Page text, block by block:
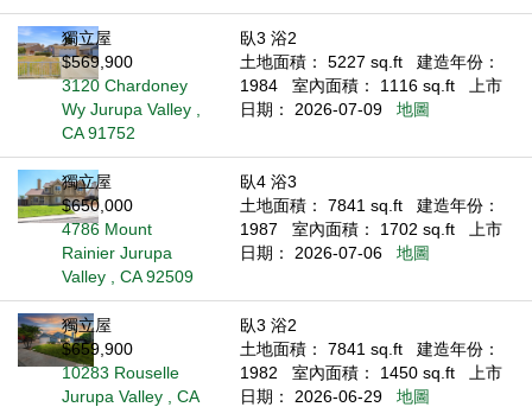
獨立屋
$569,900
3120 Chardoney
Wy Jurupa Valley ,
CA 91752
臥3 浴2
土地面積： 5227 sq.ft
建造年份：
1984
室內面積： 1116 sq.ft
上市
日期： 2026-07-09
地圖
獨立屋
$650,000
4786 Mount
Rainier Jurupa
Valley , CA 92509
臥4 浴3
土地面積： 7841 sq.ft
建造年份：
1987
室內面積： 1702 sq.ft
上市
日期： 2026-07-06
地圖
獨立屋
$659,900
10283 Rouselle
Jurupa Valley , CA
臥3 浴2
土地面積： 7841 sq.ft
建造年份：
1982
室內面積： 1450 sq.ft
上市
日期： 2026-06-29
地圖